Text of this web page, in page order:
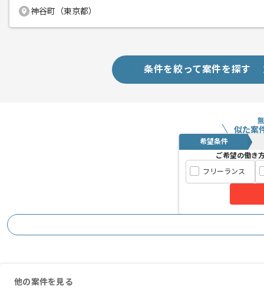
神谷町（東京都）
条件を絞って案件を探す
似た案
希望条件
ご希望の働き
フリーランス
他の案件を見る